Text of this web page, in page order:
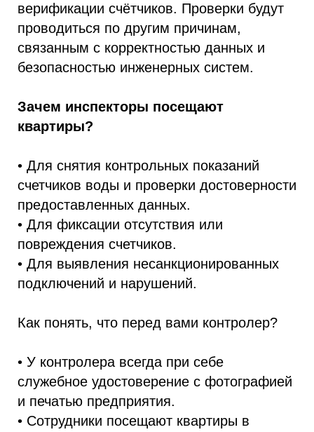
верификации счётчиков. Проверки будут
проводиться по другим причинам,
связанным с корректностью данных и
безопасностью инженерных систем.
Зачем инспекторы посещают
квартиры?
• Для снятия контрольных показаний
счетчиков воды и проверки достоверности
предоставленных данных.
• Для фиксации отсутствия или
повреждения счетчиков.
• Для выявления несанкционированных
подключений и нарушений.
Как понять, что перед вами контролер?
• У контролера всегда при себе
служебное удостоверение с фотографией
и печатью предприятия.
• Сотрудники посещают квартиры в